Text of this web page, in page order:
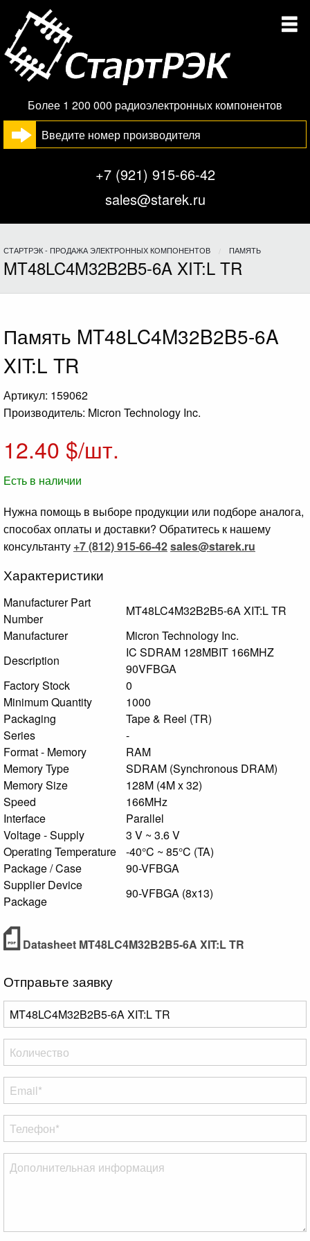
Более 1 200 000 радиоэлектронных компонентов
+7 (921) 915-66-42
sales@starek.ru
СТАРТРЭК - ПРОДАЖА ЭЛЕКТРОННЫХ КОМПОНЕНТОВ ПАМЯТЬ
MT48LC4M32B2B5-6A XIT:L TR
Память MT48LC4M32B2B5-6A
XIT:L TR
Артикул: 159062
Производитель: Micron Technology Inc.
12.40 $/шт.
Есть в наличии
Нужна помощь в выборе продукции или подборе аналога,
способах оплаты и доставки? Обратитесь к нашему
консультанту +7 (812) 915-66-42sales@starek.ru
Характеристики
Manufacturer Part
Number
MT48LC4M32B2B5-6A XIT:L TR
Manufacturer
Micron Technology Inc.
Description
IC SDRAM 128MBIT 166MHZ
90VFBGA
Factory Stock
0
Minimum Quantity
1000
Packaging
Tape & Reel (TR)
Series
-
Format - Memory
RAM
Memory Type
SDRAM (Synchronous DRAM)
Memory Size
128M (4M x 32)
Speed
166MHz
Interface
Parallel
Voltage - Supply
3 V ~ 3.6 V
Operating Temperature
-40°C ~ 85°C (TA)
Package / Case
90-VFBGA
Supplier Device
Package
90-VFBGA (8x13)
Datasheet MT48LC4M32B2B5-6A XIT:L TR
Отправьте заявку